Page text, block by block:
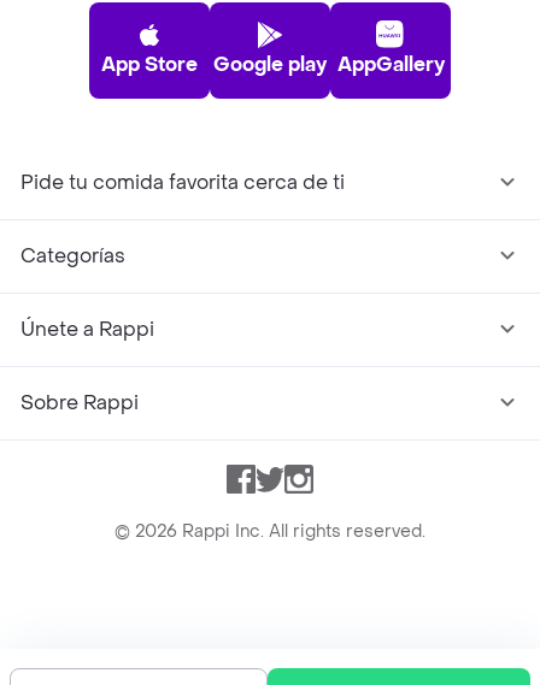
App Store Google play AppGallery
Pide tu comida favorita cerca de ti
Categorías
Únete a Rappi
Sobre Rappi
Facebook
TwitterInstagram
© 2026 Rappi Inc. All rights reserved.